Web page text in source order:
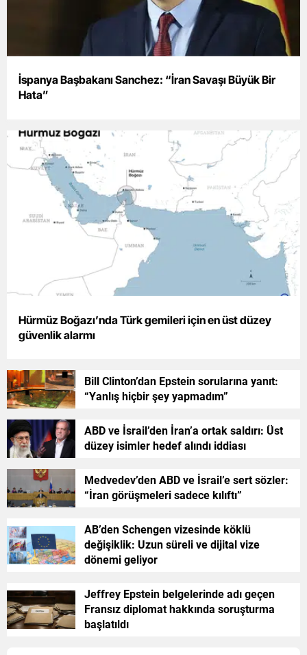
İspanya Başbakanı Sanchez: “İran Savaşı Büyük Bir
Hata”
Hürmüz Boğazı’nda Türk gemileri için en üst düzey
güvenlik alarmı
Bill Clinton’dan Epstein sorularına yanıt:
“Yanlış hiçbir şey yapmadım”
ABD ve İsrail’den İran’a ortak saldırı: Üst
düzey isimler hedef alındı iddiası
Medvedev’den ABD ve İsrail’e sert sözler:
“İran görüşmeleri sadece kılıftı”
AB’den Schengen vizesinde köklü
değişiklik: Uzun süreli ve dijital vize
dönemi geliyor
Jeffrey Epstein belgelerinde adı geçen
Fransız diplomat hakkında soruşturma
başlatıldı